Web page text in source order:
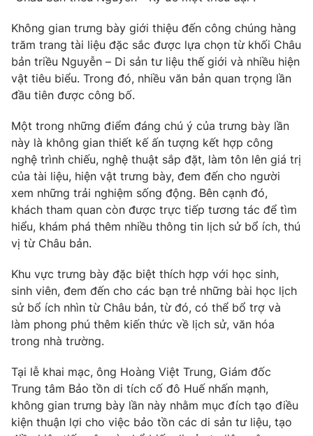
Hậu trường
Nhân vật
Khán giả
Giải sao mai
Giải trí
Điện ảnh
Âm nhạc
Đời sống
Du lịch
Làm đẹp
Chất lượng cuộc sống
Tuyển sinh
Học trực tuyến
Công nghệ
Hitech Công nghệ tương lai
Sản phẩm
Thị trường
Giao lưu trực tuyến
Lịch phát sóng
Chuyên mục khác
Emagazine Podcast
Photo
Video Shorts video
VTV Money VTV Thể thao
Không gian trưng bày giới thiệu đến công chúng hàng
trăm trang tài liệu đặc sắc được lựa chọn từ khối Châu
bản triều Nguyễn – Di sản tư liệu thế giới và nhiều hiện
vật tiêu biểu. Trong đó, nhiều văn bản quan trọng lần
đầu tiên được công bố.
Một trong những điểm đáng chú ý của trưng bày lần
này là không gian thiết kế ấn tượng kết hợp công
nghệ trình chiếu, nghệ thuật sắp đặt, làm tôn lên giá trị
của tài liệu, hiện vật trưng bày, đem đến cho người
xem những trải nghiệm sống động. Bên cạnh đó,
khách tham quan còn được trực tiếp tương tác để tìm
hiểu, khám phá thêm nhiều thông tin lịch sử bổ ích, thú
vị từ Châu bản.
Khu vực trưng bày đặc biệt thích hợp với học sinh,
sinh viên, đem đến cho các bạn trẻ những bài học lịch
sử bổ ích nhìn từ Châu bản, từ đó, có thể bổ trợ và
làm phong phú thêm kiến thức về lịch sử, văn hóa
trong nhà trường.
Tại lễ khai mạc, ông Hoàng Việt Trung, Giám đốc
Trung tâm Bảo tồn di tích cố đô Huế nhấn mạnh,
không gian trưng bày lần này nhằm mục đích tạo điều
kiện thuận lợi cho việc bảo tồn các di sản tư liệu, tạo